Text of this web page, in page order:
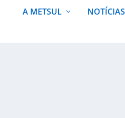
A METSUL NOTÍCIAS